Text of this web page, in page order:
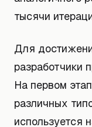
тысячи
Для
разработчики
На первом
различных
используется